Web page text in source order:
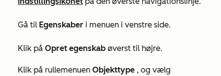
Gå til Egenskaber i menuen i venstre side.
Klik på Opret egenskab øverst til højre.
Klik på rullemenuen Objekttype , og vælg